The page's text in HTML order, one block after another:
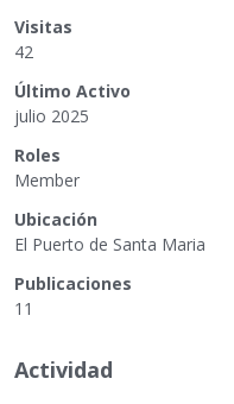
Visitas
42
Último Activo
julio 2025
Roles
Member
Ubicación
El Puerto de Santa Maria
Publicaciones
11
Actividad